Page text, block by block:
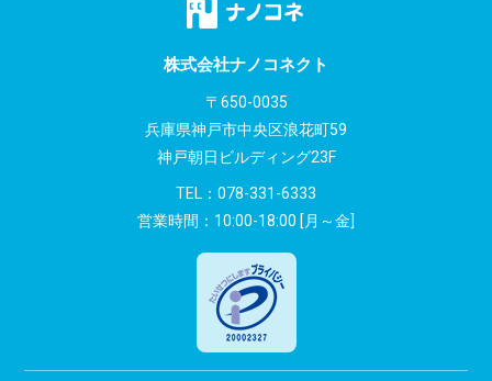
株式会社ナノコネクト
〒650-0035
兵庫県神戸市中央区浪花町59
神戸朝日ビルディング23F
TEL： 078-331-6333
営業時間：10:00-18:00 [月～金]